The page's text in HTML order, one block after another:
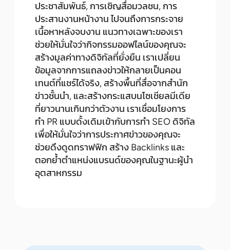
ประชาสัมพันธ์, การเชิญสื่อมวลชน, การ
ประสานงานหน้างาน ไปจนถึงการกระจาย
เนื้อหาหลังจบงาน แนวทางเฉพาะของเรา
ช่วยให้มั่นใจว่ากิจกรรมออฟไลน์ของคุณจะ
สร้างมูลค่าทางดิจิทัลที่ยั่งยืน เราเปลี่ยน
ข้อมูลจากการแถลงข่าวให้กลายเป็นคอน
เทนต์ที่แชร์ได้จริง, สร้างพื้นที่สื่อจากสำนัก
ข่าวชั้นนำ, และสร้างกระแสบนโซเชียลมีเดีย
ที่ยาวนานเกินกว่าตัวงาน เราเชื่อมโยงการ
ทำ PR แบบดั้งเดิมเข้ากับการทำ SEO ดิจิทัล
เพื่อให้มั่นใจว่าการประกาศข่าวของคุณจะ
ช่วยดึงดูดทราฟฟิก สร้าง Backlinks และ
ตอกย้ำตำแหน่งแบรนด์ของคุณในฐานะผู้นำ
อุตสาหกรรม